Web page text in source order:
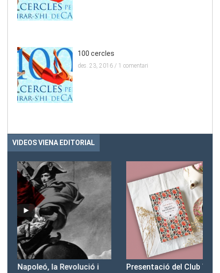
100 cercles
des. 23, 2016 / 1 comentari
VIDEOS VIENA EDITORIAL
Presentació del Club Victòria